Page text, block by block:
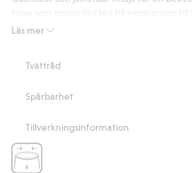
Läs mer
Artikelnummer
Tvättråd
Spårbarhet
Tillverkningsinformation